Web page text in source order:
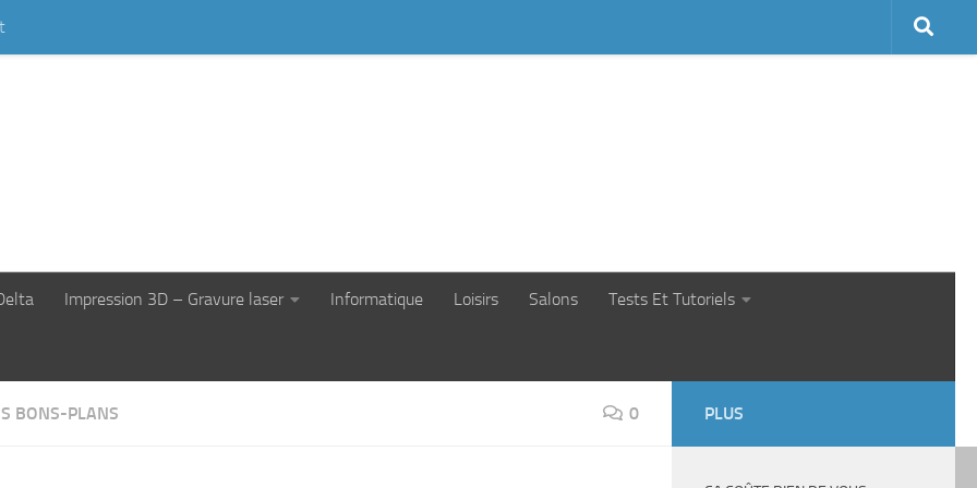
Impression 3D – Gravure laser Informatique Loisirs Salons Tests Et Tutoriels
BONS-PLANS 0 PLUS